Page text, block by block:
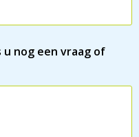
nog een vraag of